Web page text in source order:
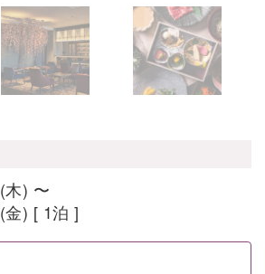
木) 〜
) [ 1泊 ]